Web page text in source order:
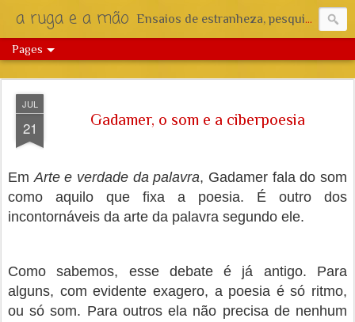
a ruga e a mão Ensaios de estranheza, pesquisa e reflexão.
Pages
JUL
21 Gadamer, o som e a ciberpoesia
EmArte e verdade da palavra, Gadamer fala do som
como aquilo que fixa a poesia. É outro dos
incontornáveis da arte da palavra segundo ele.
Como sabemos, esse debate é já antigo. Para
alguns, com evidente exagero, a poesia é só ritmo,
ou só som. Para outros ela não precisa de nenhum